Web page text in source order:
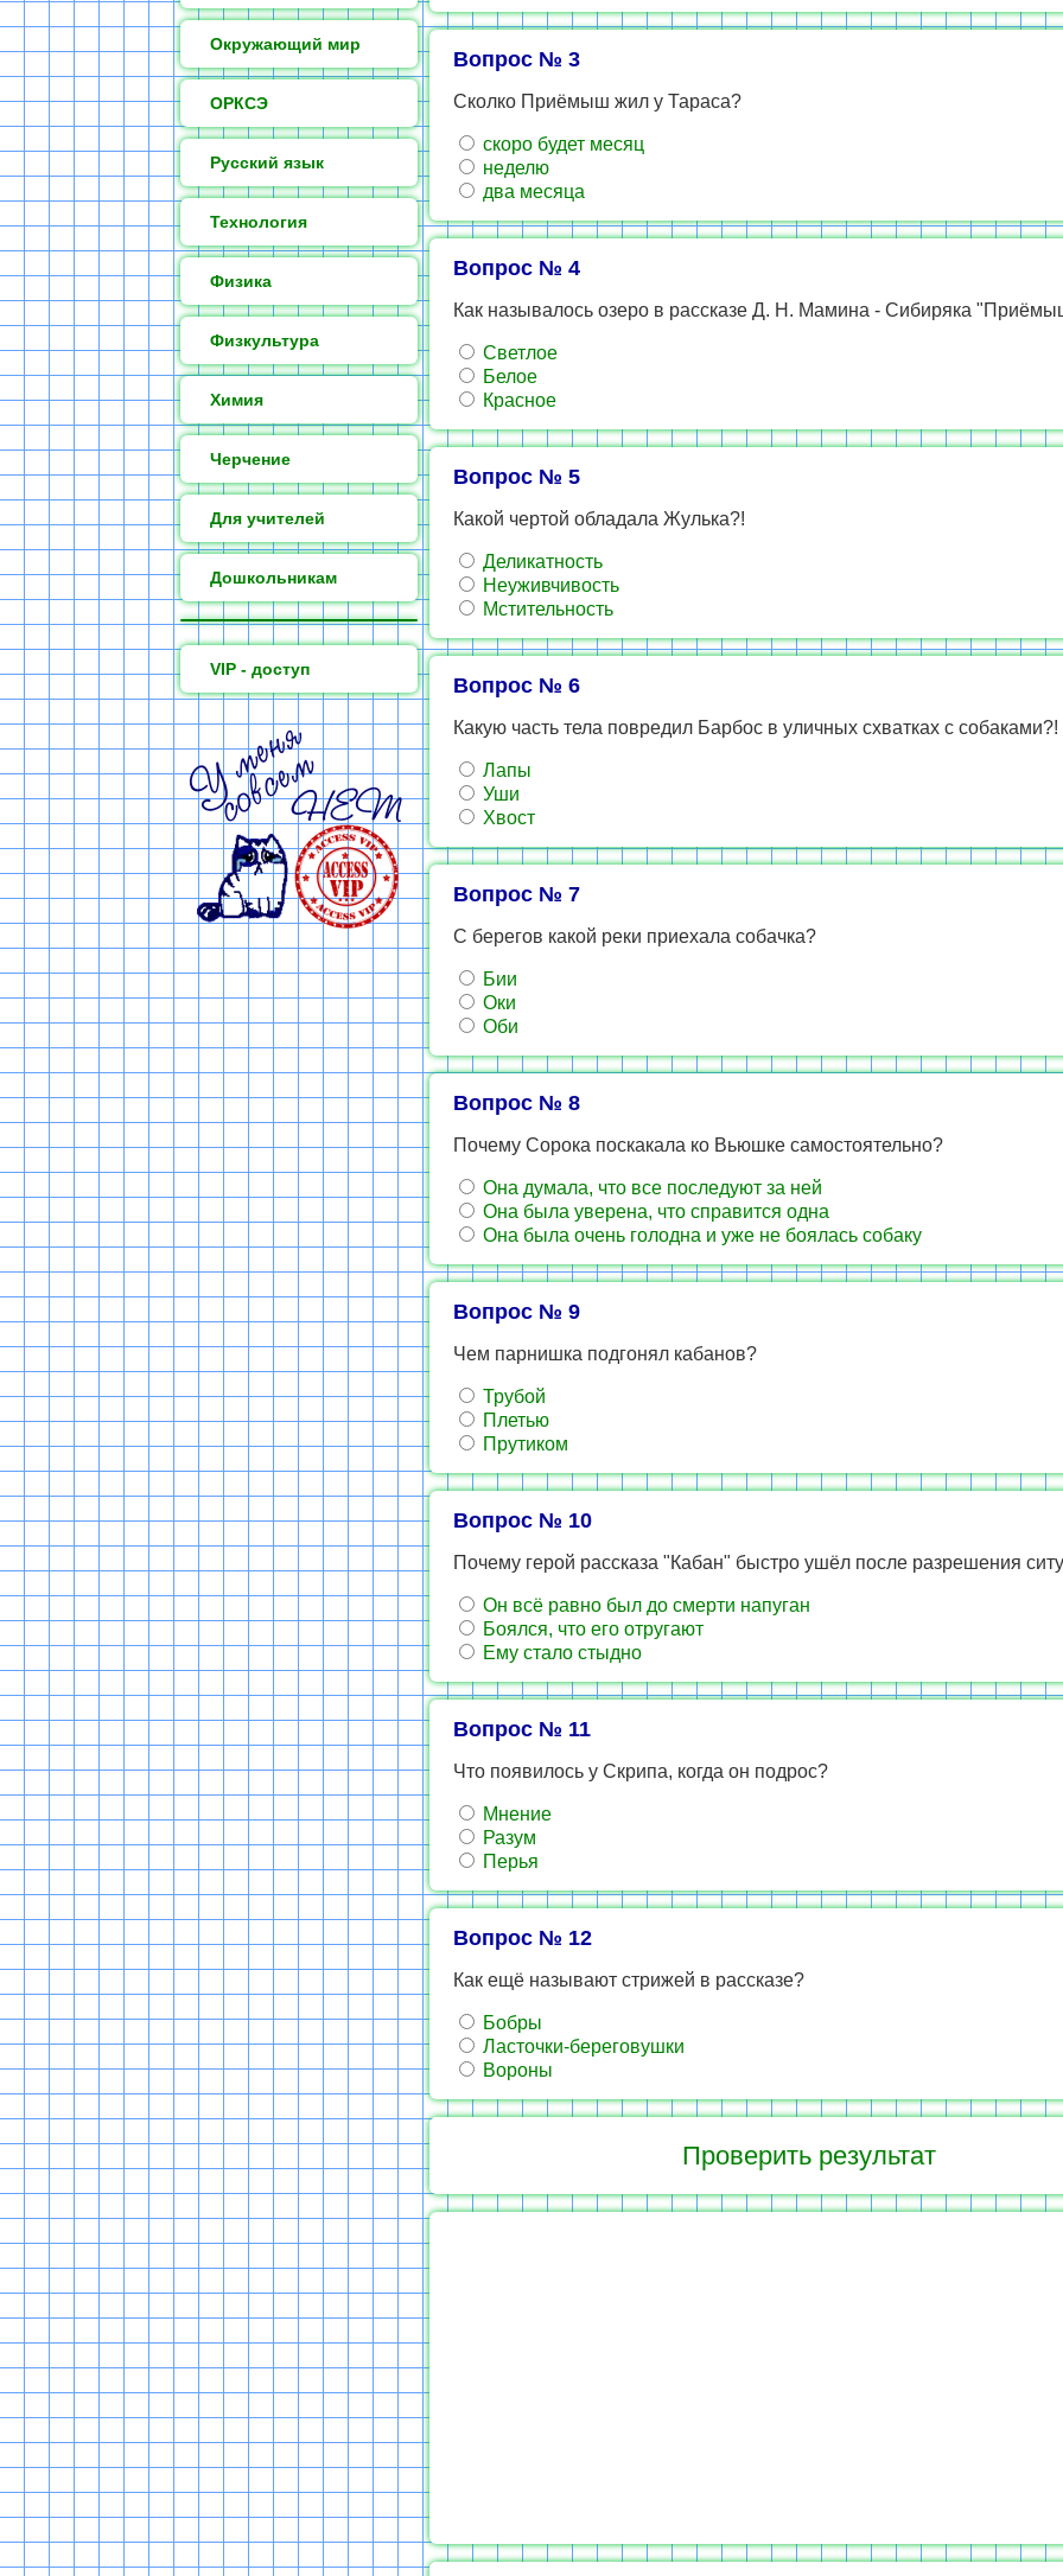
Окружающий мир
ОРКСЭ
Русский язык
Технология
Физика
Физкультура
Химия
Черчение
Для учителей
Дошкольникам
VIP - доступ
Вопрос № 3
Сколко Приёмыш жил у Тараса?
скоро будет месяц
неделю
два месяца
Вопрос № 4
Как называлось озеро в рассказе Д. Н. Мамина - Сибиряка
Светлое
Белое
Красное
Вопрос № 5
Какой чертой обладала Жулька?!
Деликатность
Неуживчивость
Мстительность
Вопрос № 6
Какую часть тела повредил Барбос в уличных схватках с собаками?!
Лапы
Уши
Хвост
Вопрос № 7
С берегов какой реки приехала собачка?
Бии
Оки
Оби
Вопрос № 8
Почему Сорока поскакала ко Вьюшке самостоятельно?
Она думала, что все последуют за ней
Она была уверена, что справится одна
Она была очень голодна и уже не боялась собаку
Вопрос № 9
Чем парнишка подгонял кабанов?
Трубой
Плетью
Прутиком
Вопрос № 10
Почему герой рассказа "Кабан" быстро ушёл после разрешения
Он всё равно был до смерти напуган
Боялся, что его отругают
Ему стало стыдно
Вопрос № 11
Что появилось у Скрипа, когда он подрос?
Мнение
Разум
Перья
Вопрос № 12
Как ещё называют стрижей в рассказе?
Бобры
Ласточки-береговушки
Вороны